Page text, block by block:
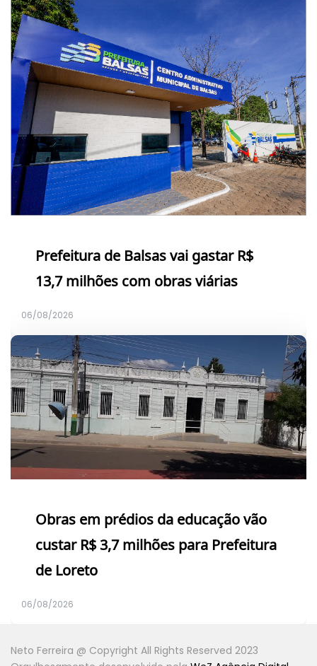
Prefeitura de Balsas vai gastar R$
13,7 milhões com obras viárias
06/08/2026
Obras em prédios da educação vão
custar R$ 3,7 milhões para Prefeitura
de Loreto
06/08/2026
Neto Ferreira @ Copyright All Rights Reserved 2023